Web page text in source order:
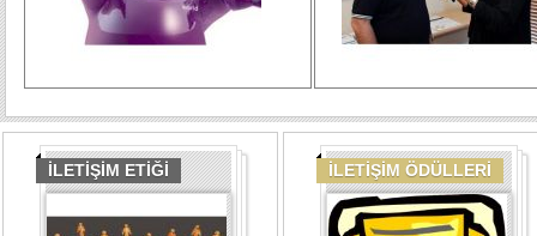
İLETİŞİM ETİĞİ İLETİŞİM ÖDÜLLERİ